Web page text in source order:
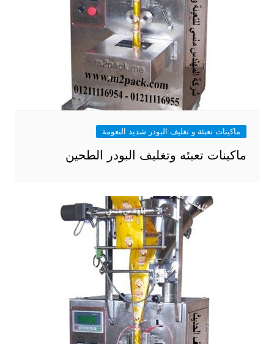
ماكينات تعبئة و تغليف البودر شديد النعومة
ماكينات تعبئه وتغليف البودر الطحين